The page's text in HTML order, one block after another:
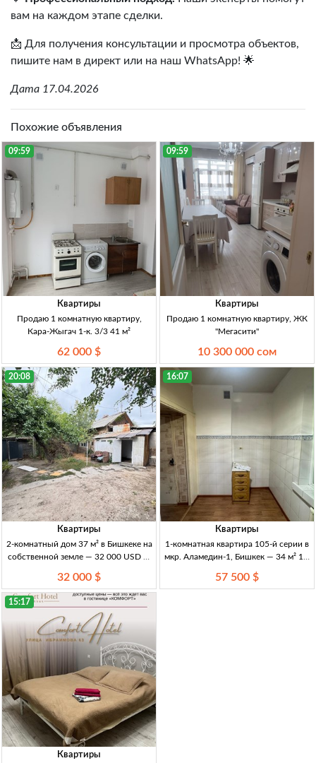
вам на каждом этапе сделки.
📩 Для получения консультации и просмотра объектов,
пишите нам в директ или на наш WhatsApp! 🌟
Дата 17.04.2026
Похожие объявления
09:59
Квартиры
Продаю 1 комнатную квартиру,
Кара-Жыгач 1-к. 3/3 41 м²
62 000 $
09:59
Квартиры
Продаю 1 комнатную квартиру, ЖК
"Мегасити"
10 300 000 сом
20:08
Квартиры
2-комнатный дом 37 м² в Бишкеке на
собственной земле — 32 000 USD 2-
Бишкек, собств. зем., вода, канализ.,
центр. эл-во, отопл. уголь/
32 000 $
16:07
Квартиры
1-комнатная квартира 105-й серии в
мкр. Аламедин-1, Бишкек — 34 м² 1-к
Аламедин-1, ц/о, св/газ/вода, с/у
57 500 $
15:17
Квартиры